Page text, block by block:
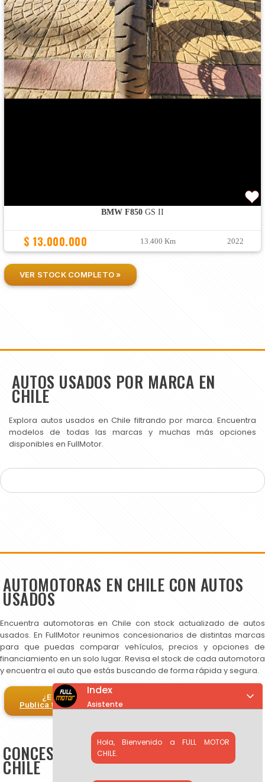
BMW F850GS II
$ 13.000.000 13.400 Km 2022
VER STOCK COMPLETO »
AUTOS USADOS POR MARCA EN
CHILE
Explora autos usados en Chile filtrando por marca. Encuentra
modelos de todas las marcas y muchas más opciones
disponibles en FullMotor.
AUTOMOTORAS EN CHILE CON AUTOS
USADOS
Encuentra automotoras en Chile con stock actualizado de autos
usados. En FullMotor reunimos concesionarios de distintas marcas
para que puedas comparar vehículos, precios y opciones de
financiamiento en un solo lugar. Revisa el stock de cada automotora
y encuentra el auto que estás buscando de forma rápida y segura.
¿Eres automotora?
Publica tus autos en FullMotor
CONCESIONARIOS DE AUTOS USADOS EN
CHILE
Index
Asistente
Hola, Bienvenido a FULL MOTOR
CHILE.